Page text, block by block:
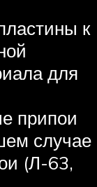
к
для
припои
случае
(Л-63,